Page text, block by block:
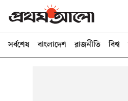
সর্বশেষ বাংলাদেশ রাজনীতি বিশ্ব